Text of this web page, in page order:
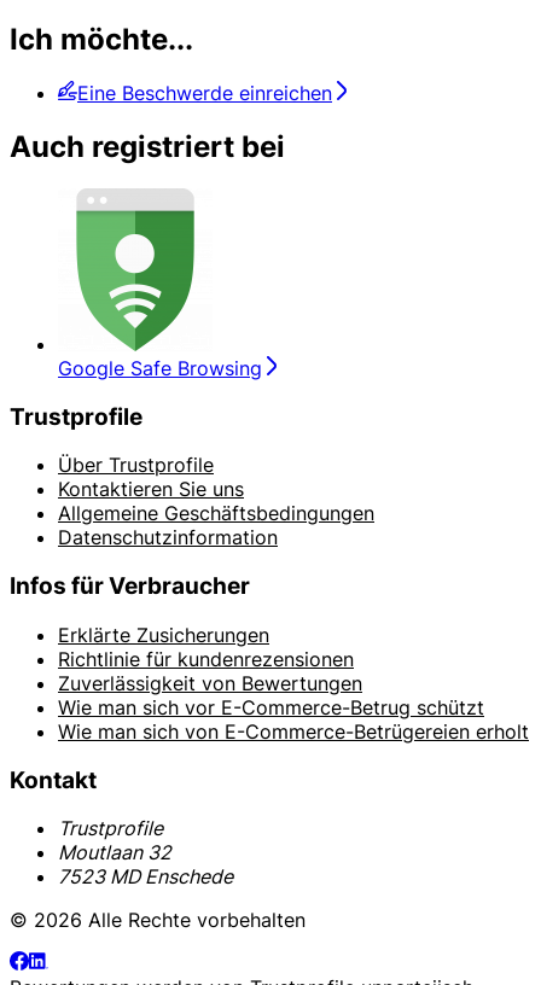
Ich möchte...
Eine Beschwerde einreichen
Auch registriert bei
Google Safe Browsing
Trustprofile
Über Trustprofile
Kontaktieren Sie uns
Allgemeine Geschäftsbedingungen
Datenschutzinformation
Infos für Verbraucher
Erklärte Zusicherungen
Richtlinie für kundenrezensionen
Zuverlässigkeit von Bewertungen
Wie man sich vor E-Commerce-Betrug schützt
Wie man sich von E-Commerce-Betrügereien erholt
Kontakt
Trustprofile
Moutlaan 32
7523 MD Enschede
© 2026 Alle Rechte vorbehalten